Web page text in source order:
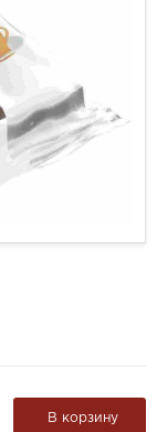
В корзину